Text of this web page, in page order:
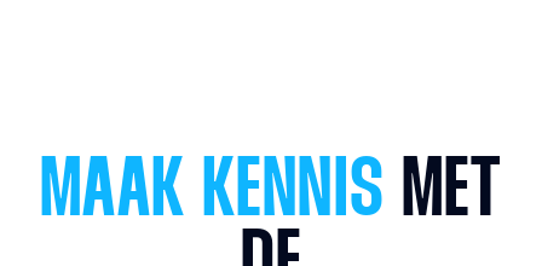
MAAK KENNIS MET